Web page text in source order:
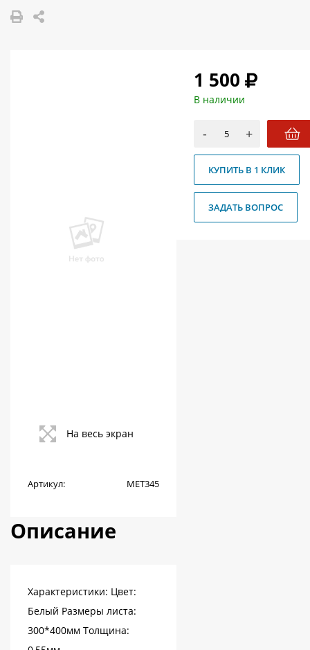
О магазине
На весь экран
Артикул: МЕТ345
Описание
Характеристики: Цвет:
Белый Размеры листа:
300*400мм Толщина:
1 500
В наличии
- +
КУПИТЬ В 1 КЛИК
ЗАДАТЬ ВОПРОС